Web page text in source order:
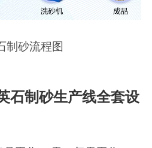
制砂流程图
石制砂生产线全套设